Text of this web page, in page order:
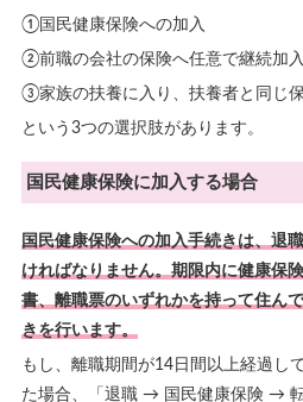
①国民健康保険への加入
②前職の会社の保険へ任意で継続加
③家族の扶養に入り、扶養者と同じ
という3つの選択肢があります。
国民健康保険に加入する場合
国民健康保険への加入手続きは、退
ければなりません。期限内に健康保
書、離職票のいずれかを持って住ん
きを行います。
もし、離職期間が14日間以上経過し
た場合、「退職 → 国民健康保険 →